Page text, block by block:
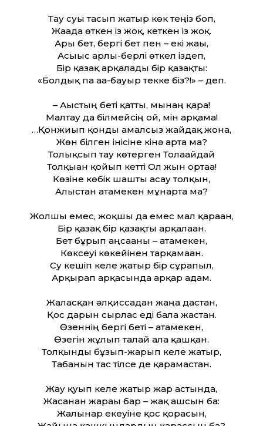
Тау суы тасып жатыр көк теңіз боп,
Жағада өткен із жоқ, кеткен із жоқ.
Арғы бет, бергі бет пен – екі жағы,
Асығыс арлы-берлі өткел іздеп,
Бір қазақ арқалады бір қазақты:
«Болдық па аға-бауыр текке біз?!» – деп.
– Ағыстың беті қатты, мынаң қара!
Малтау да білмейсің ғой, мін арқама!
…Қонжиып қонды амалсыз жайдақ жонға,
Жөн білген інісіне кінә арта ма?
Толықсып тау көтерген Толағайдай
Толқыған қойып кетті Ол жын ортаға!
Көзіне көбік шашты асау толқын,
Алыстан атамекен мұнарта ма?
Жолшы емес, жоқшы да емес мал қараған,
Бір қазақ бір қазақты арқалаған.
Бет бұрып аңсағаны – атамекен,
Көксеуі көкейінен тарқамаған.
Су кешіп келе жатыр бір сұрапыл,
Арқырап арқасында арқар адам.
Жалғасқан әлқиссадан жаңа дастан,
Қос дарын сырлас еді бала жастан.
Өзеннің бергі беті – атамекен,
Өзегін жұлып талай ала қашқан.
Толқынды бұзып-жарып келе жатыр,
Табанын тас тілсе де қарамастан.
Жау қуып келе жатыр жар астында,
Жасанған жарағы бар – жақ ашсын ба:
Жалынар екеуіне қос қорғасын,